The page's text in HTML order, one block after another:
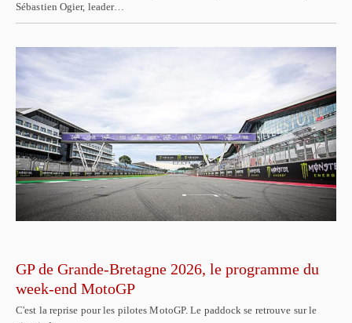
Sébastien Ogier, leader…
GP de Grande-Bretagne 2026, le programme du
week-end MotoGP
C'est la reprise pour les pilotes MotoGP. Le paddock se retrouve sur le